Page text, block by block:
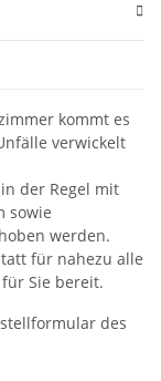
kommt es
verwickelt
der Regel mit
sowie
werden.
für nahezu alle
Sie bereit.
des